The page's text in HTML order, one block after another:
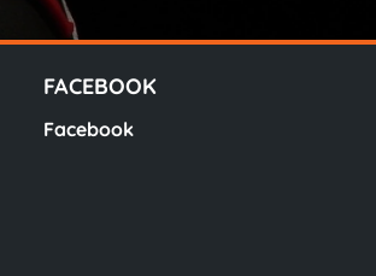
FACEBOOK
Facebook